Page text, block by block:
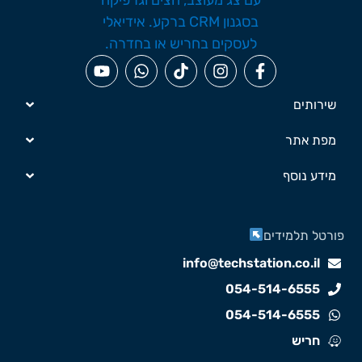
שירותים
מפת אתר
מידע נוסף
info@techstation.co.il
054-514-6555
054-514-6555
חריש
תלמידים